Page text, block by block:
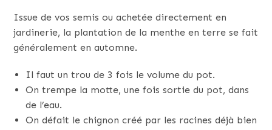
Issue de vos semis ou achetée directement en
jardinerie, la plantation de la menthe en terre se fait
généralement en automne.
Il faut un trou de 3 fois le volume du pot.
On trempe la motte, une fois sortie du pot, dans
de l’eau.
On défait le chignon créé par les racines déjà bien